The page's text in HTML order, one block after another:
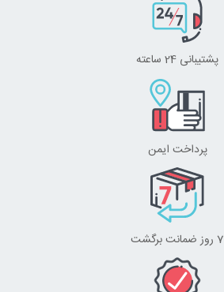
پشتیبانی 24 ساعته
پرداخت ایمن
7 روز ضمانت برگشت